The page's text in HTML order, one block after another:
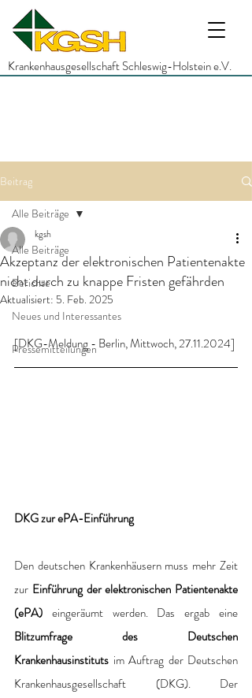
Krankenhausgesellschaft Schleswig-Holstein e.V.
Beitrag
Alle Beiträge
Berichte
Neues und Interessantes
Pressemitteilungen
Alle Beiträge
Akzeptanz der elektronischen Patientenakte
nicht durch zu knappe Fristen gefährden
kgsh
Aktualisiert: 5. Feb. 2025
[DKG-Meldung - Berlin, Mittwoch, 27.11.2024]
DKG zur ePA-Einführung
Den deutschen Krankenhäusern muss mehr Zeit
zur Einführung der elektronischen Patientenakte
(ePA)
Blitzumfrage des Deutschen
Krankenhausinstituts im Auftrag der Deutschen
Krankenhausgesellschaft (DKG). Der